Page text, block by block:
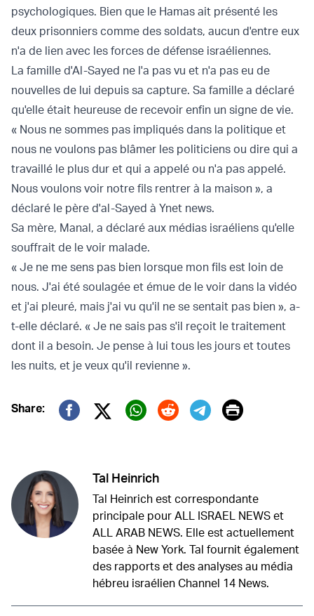
psychologiques. Bien que le Hamas ait présenté les
deux prisonniers comme des soldats, aucun d'entre eux
n'a de lien avec les forces de défense israéliennes.
La famille d'Al-Sayed ne l'a pas vu et n'a pas eu de
nouvelles de lui depuis sa capture. Sa famille a déclaré
qu'elle était heureuse de recevoir enfin un signe de vie.
« Nous ne sommes pas impliqués dans la politique et
nous ne voulons pas blâmer les politiciens ou dire qui a
travaillé le plus dur et qui a appelé ou n'a pas appelé.
Nous voulons voir notre fils rentrer à la maison », a
déclaré le père d'al-Sayed à Ynet news.
Sa mère, Manal, a déclaré aux médias israéliens qu'elle
souffrait de le voir malade.
« Je ne me sens pas bien lorsque mon fils est loin de
nous. J'ai été soulagée et émue de le voir dans la vidéo
et j'ai pleuré, mais j'ai vu qu'il ne se sentait pas bien », a-
t-elle déclaré. « Je ne sais pas s'il reçoit le traitement
dont il a besoin. Je pense à lui tous les jours et toutes
les nuits, et je veux qu'il revienne ».
Share:
Twitter (X)
Print
Tal Heinrich
Tal Heinrich est correspondante
principale pour ALL ISRAEL NEWS et
ALL ARAB NEWS. Elle est actuellement
basée à New York. Tal fournit également
des rapports et des analyses au média
hébreu israélien Channel 14 News.